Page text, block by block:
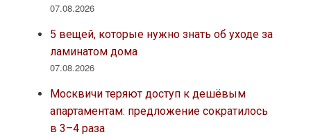
07.08.2026
5 вещей, которые нужно знать об уходе за
ламинатом дома
07.08.2026
Москвичи теряют доступ к дешёвым
апартаментам: предложение сократилось
в 3–4 раза